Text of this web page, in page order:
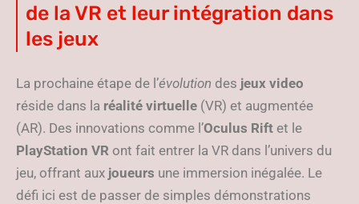
de la VR et leur intégration dans
les jeux
La prochaine étape de l’évolution des jeux video
réside dans la réalité virtuelle (VR) et augmentée
(AR). Des innovations comme l’Oculus Rift et le
PlayStation VR ont fait entrer la VR dans l’univers du
jeu, offrant aux joueurs une immersion inégalée. Le
défi ici est de passer de simples démonstrations